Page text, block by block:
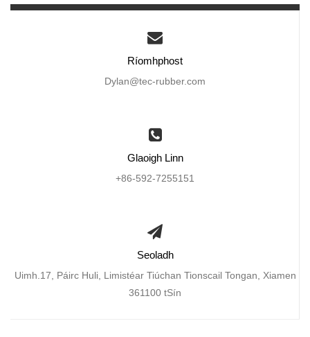
Ríomhphost
Dylan@tec-rubber.com
Glaoigh Linn
+86-592-7255151
Seoladh
Uimh.17, Páirc Huli, Limistéar Tiúchan Tionscail Tongan, Xiamen
361100 tSín